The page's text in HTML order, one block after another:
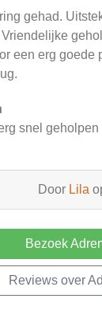
gehad.
een erg goede
snel geholpen
Door Lila
Bezoek
Reviews over